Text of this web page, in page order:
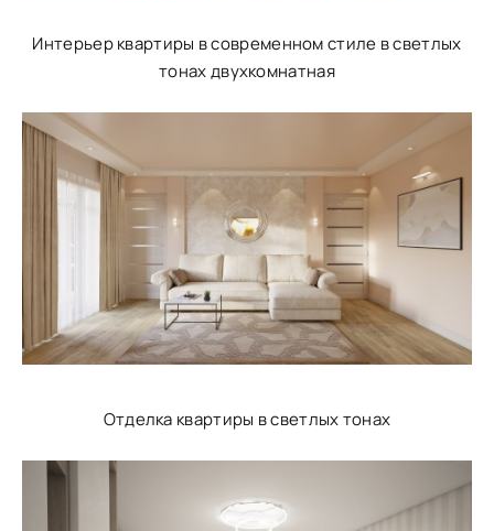
Интерьер квартиры в современном стиле в светлых
тонах двухкомнатная
Отделка квартиры в светлых тонах